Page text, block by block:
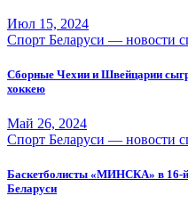
Июл 15, 2024
Спорт Беларуси — новости
Сборные Чехии и Швейцарии
хоккею
Май 26, 2024
Спорт Беларуси — новости
Баскетболисты «МИНСКА» в 16-й
Беларуси